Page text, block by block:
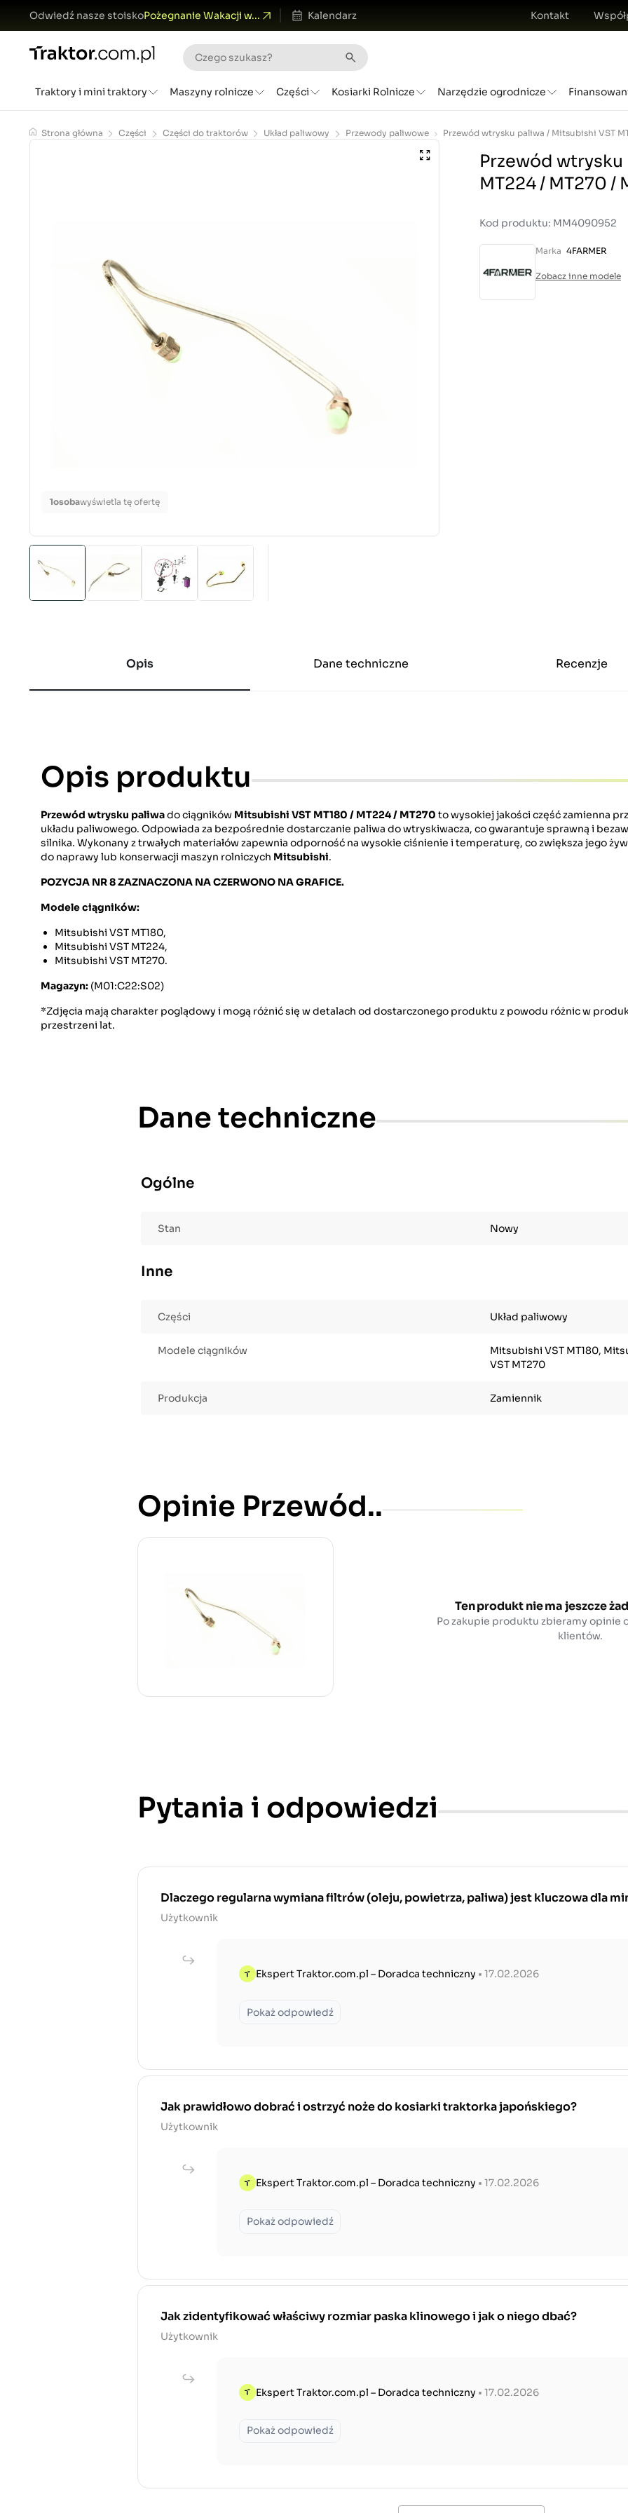
Odwiedź nasze stoiskoPożegnanie Wakacji w... Kalendarz Kontakt
Traktory i mini traktory Maszyny rolnicze Części Kosiarki Rolnicze Narzędzie ogrodnicze
Strona główna Części Części do traktorów Układ paliwowy Przewody paliwowe
1osobawyświetla tę ofertę
Przewód wtrysku
MT224 / MT270 /
Kod produktu: MM4090952
Marka 4FARMER
Zobacz inne modele
Opis Dane techniczne Recenzje
Opis produktu
Przewód wtrysku paliwado ciągników Mitsubishi VST MT180 / MT224 / MT270 to wysokiej jakości część zamienna
układu paliwowego. Odpowiada za bezpośrednie dostarczanie paliwa do wtryskiwacza, co gwarantuje sprawną i
silnika. Wykonany z trwałych materiałów zapewnia odporność na wysokie ciśnienie i temperaturę, co zwiększa jego
do naprawy lub konserwacji maszyn rolniczych Mitsubishi.
POZYCJA NR 8 ZAZNACZONA NA CZERWONO NA GRAFICE.
Modele ciągników:
Mitsubishi VST MT180,
Mitsubishi VST MT224,
Mitsubishi VST MT270.
Magazyn: (M01:C22:S02)
*Zdjęcia mają charakter poglądowy i mogą różnić się w detalach od dostarczonego produktu z powodu różnic w
przestrzeni lat.
Dane techniczne
Ogólne
Stan Nowy
Inne
Części Układ paliwowy
Modele ciągników
Mitsubishi VST MT180,
VST MT270
Produkcja Zamiennik
Opinie Przewód..
Ten produkt nie ma jeszcze
Po zakupie produktu zbieramy opinie
klientów.
Pytania i odpowiedzi
Dlaczego regularna wymiana filtrów (oleju, powietrza, paliwa) jest kluczowa dla
Użytkownik
Ekspert Traktor.com.pl – Doradca techniczny • 17.02.2026
Pokaż odpowiedź
Jak prawidłowo dobrać i ostrzyć noże do kosiarki traktorka japońskiego?
Użytkownik
Ekspert Traktor.com.pl – Doradca techniczny • 17.02.2026
Pokaż odpowiedź
Jak zidentyfikować właściwy rozmiar paska klinowego i jak o niego dbać?
Użytkownik
Ekspert Traktor.com.pl – Doradca techniczny • 17.02.2026
Pokaż odpowiedź